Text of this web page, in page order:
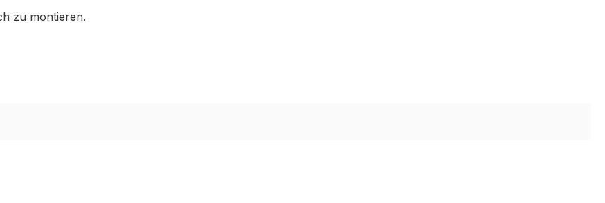
zu montieren.